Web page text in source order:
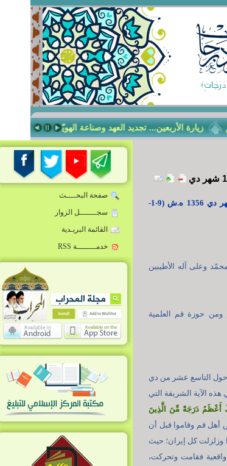
زيارة الأربعين... تجديد العهد وصناعة الهويّة صناعة الإنسان
كلمة الإمام الخامنئي في لقاء أهالي قم في الذكرى السنوية لانتفاضة 19 شهر دي 1356 ه.ش (9-1-
وعلى آله الأطيبين
ومن حوزة قم العلمية
حول التاسع عشر من دي
الآية الشريفة التي
أَعْظَمُ دَرَجَةً مِّنَ الَّذِينَ
أهل قم وقاموا قبل أن
كل إيران؛ حيث
فقامت وتحركت،
صفحة البحــــث
سجـــــــل الزوار
القائمة البريـدية
خدمــــــــة RSS